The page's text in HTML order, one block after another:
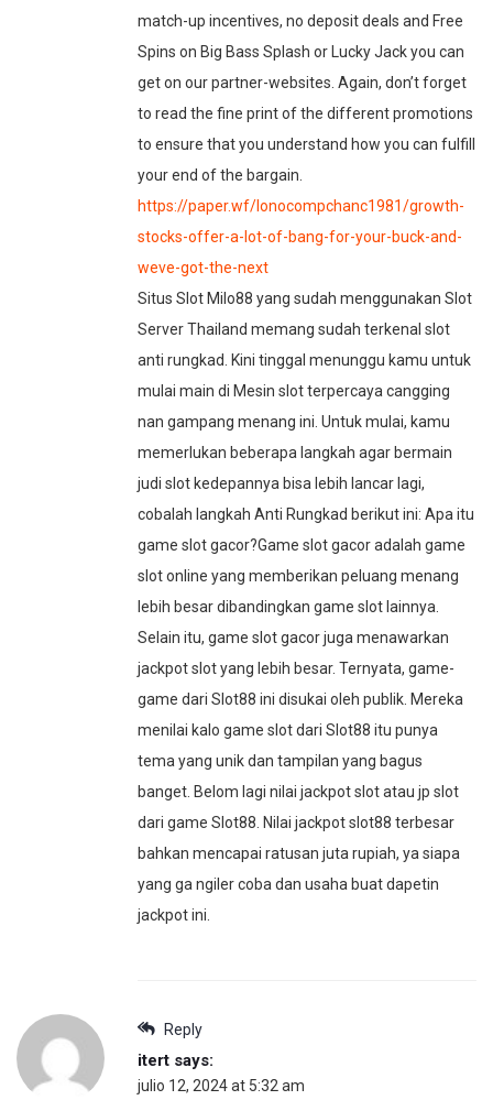
match-up incentives, no deposit deals and Free
Spins on Big Bass Splash or Lucky Jack you can
get on our partner-websites. Again, don’t forget
to read the fine print of the different promotions
to ensure that you understand how you can fulfill
your end of the bargain.
https://paper.wf/lonocompchanc1981/growth-
stocks-offer-a-lot-of-bang-for-your-buck-and-
weve-got-the-next
Situs Slot Milo88 yang sudah menggunakan Slot
Server Thailand memang sudah terkenal slot
anti rungkad. Kini tinggal menunggu kamu untuk
mulai main di Mesin slot terpercaya cangging
nan gampang menang ini. Untuk mulai, kamu
memerlukan beberapa langkah agar bermain
judi slot kedepannya bisa lebih lancar lagi,
cobalah langkah Anti Rungkad berikut ini: Apa itu
game slot gacor?Game slot gacor adalah game
slot online yang memberikan peluang menang
lebih besar dibandingkan game slot lainnya.
Selain itu, game slot gacor juga menawarkan
jackpot slot yang lebih besar. Ternyata, game-
game dari Slot88 ini disukai oleh publik. Mereka
menilai kalo game slot dari Slot88 itu punya
tema yang unik dan tampilan yang bagus
banget. Belom lagi nilai jackpot slot atau jp slot
dari game Slot88. Nilai jackpot slot88 terbesar
bahkan mencapai ratusan juta rupiah, ya siapa
yang ga ngiler coba dan usaha buat dapetin
jackpot ini.
Reply
itert says:
julio 12, 2024 at 5:32 am